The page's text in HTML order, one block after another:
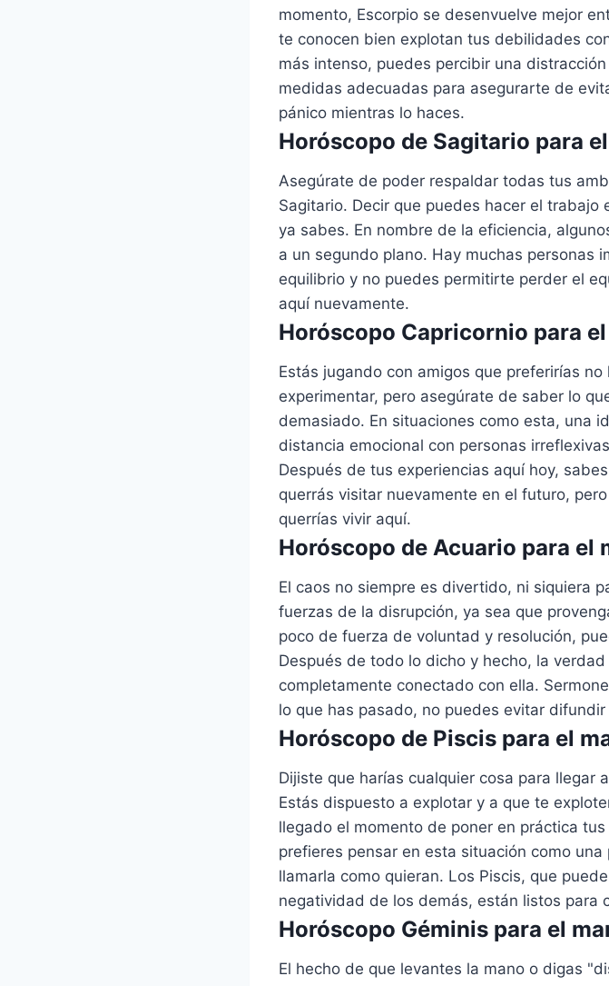
momento, Escorpio se desenvuelve mejor
te conocen bien explotan tus debilidades
más intenso, puedes percibir una
medidas adecuadas para asegurarte de
pánico mientras lo haces.
Horóscopo de Sagitario para
Asegúrate de poder respaldar todas tus
Sagitario. Decir que puedes hacer el
ya sabes. En nombre de la eficiencia,
a un segundo plano. Hay muchas personas
equilibrio y no puedes permitirte perder el
aquí nuevamente.
Horóscopo Capricornio para
Estás jugando con amigos que preferirías
experimentar, pero asegúrate de saber lo
demasiado. En situaciones como esta, una
distancia emocional con personas
Después de tus experiencias aquí hoy,
querrás visitar nuevamente en el futuro,
querrías vivir aquí.
Horóscopo de Acuario para el
El caos no siempre es divertido, ni siquiera
fuerzas de la disrupción, ya sea que
poco de fuerza de voluntad y resolución,
Después de todo lo dicho y hecho, la
completamente conectado con ella.
lo que has pasado, no puedes evitar
Horóscopo de Piscis para el
Dijiste que harías cualquier cosa para llegar
Estás dispuesto a explotar y a que te
llegado el momento de poner en práctica
prefieres pensar en esta situación como
llamarla como quieran. Los Piscis, que
negatividad de los demás, están listos para
Horóscopo Géminis para el
El hecho de que levantes la mano o digas